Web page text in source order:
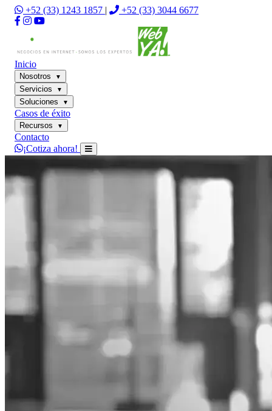
+52 (33) 1243 1857 | +52 (33) 3044 6677
Inicio
Nosotros ▼
Servicios ▼
Soluciones ▼
Casos de éxito
Recursos ▼
Contacto
¡Cotiza ahora!